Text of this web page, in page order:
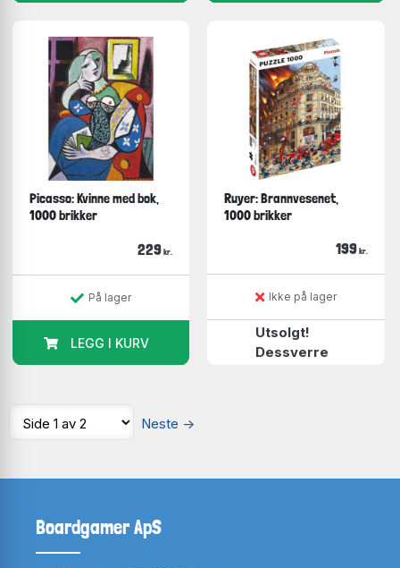
Picasso: Kvinne med bok,
1000 brikker
229 kr.
På lager
LEGG I KURV
Ruyer: Brannvesenet,
1000 brikker
199 kr.
Ikke på lager
Utsolgt!
Dessverre
Neste →
Boardgamer ApS